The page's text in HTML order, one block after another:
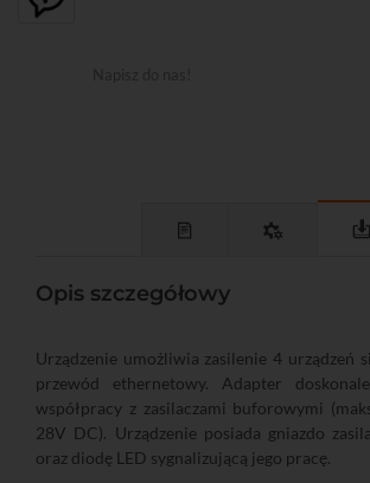
Opis szczegółowy
Urządzenie umożliwia zasilenie 4 urządzeń
przewód ethernetowy. Adapter
współpracy z zasilaczami buforowymi
28V DC). Urządzenie posiada gniazdo
oraz diodę LED sygnalizującą jego pracę.